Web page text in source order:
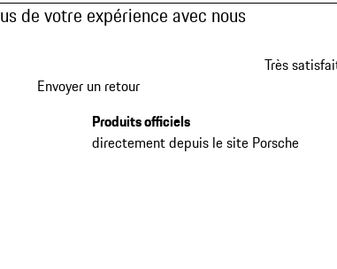
de votre expérience avec nous
Très
Envoyer un retour
Produits officiels
directement depuis le site Porsche